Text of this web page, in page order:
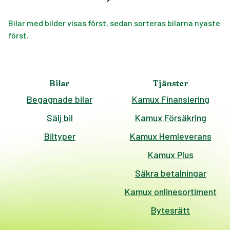
Bilar med bilder visas först, sedan sorteras bilarna nyaste
först.
Bilar
Begagnade bilar
Sälj bil
Biltyper
Tjänster
Kamux Finansiering
Kamux Försäkring
Kamux Hemleverans
Kamux Plus
Säkra betalningar
Kamux onlinesortiment
Bytesrätt